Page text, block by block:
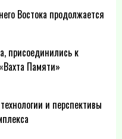
Востока продолжается
присоединились к
Памяти»
и перспективы